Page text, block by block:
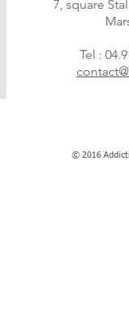
7, square
Tel :
© 2016